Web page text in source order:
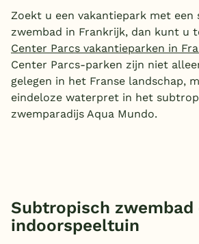
Zoekt u een vakantiepark met een
zwembad in Frankrijk, dan kunt u
Center Parcs vakantieparken in
Center Parcs-parken zijn niet
gelegen in het Franse landschap,
eindeloze waterpret in het
zwemparadijs Aqua Mundo.
Subtropisch zwembad
indoorspeeltuin